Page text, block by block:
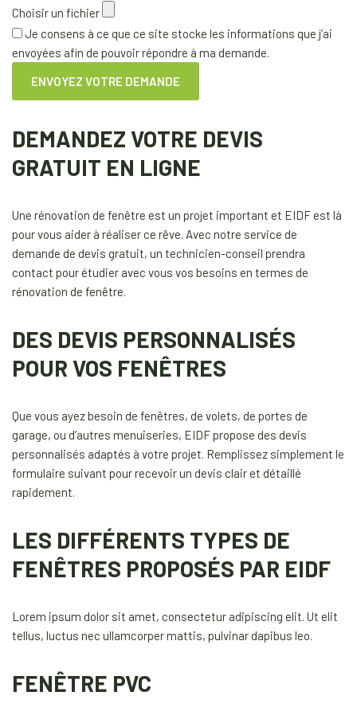
Choisir un fichier
Je consens à ce que ce site stocke les informations que j’ai
envoyées afin de pouvoir répondre à ma demande.
ENVOYEZ VOTRE DEMANDE
DEMANDEZ VOTRE DEVIS
GRATUIT EN LIGNE
Une rénovation de fenêtre est un projet important et EIDF est là
pour vous aider à réaliser ce rêve. Avec notre service de
demande de devis gratuit, un technicien-conseil prendra
contact pour étudier avec vous vos besoins en termes de
rénovation de fenêtre.
DES DEVIS PERSONNALISÉS
POUR VOS FENÊTRES
Que vous ayez besoin de fenêtres, de volets, de portes de
garage, ou d’autres menuiseries, EIDF propose des devis
personnalisés adaptés à votre projet. Remplissez simplement le
formulaire suivant pour recevoir un devis clair et détaillé
rapidement.
LES DIFFÉRENTS TYPES DE
FENÊTRES PROPOSÉS PAR EIDF
Lorem ipsum dolor sit amet, consectetur adipiscing elit. Ut elit
tellus, luctus nec ullamcorper mattis, pulvinar dapibus leo.
FENÊTRE PVC